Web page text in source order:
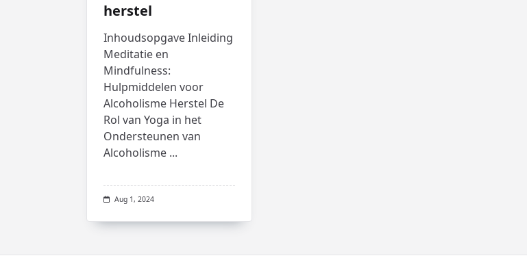
herstel
Inhoudsopgave Inleiding
Meditatie en
Mindfulness:
Hulpmiddelen voor
Alcoholisme Herstel De
Rol van Yoga in het
Ondersteunen van
Alcoholisme ...
Aug 1, 2024